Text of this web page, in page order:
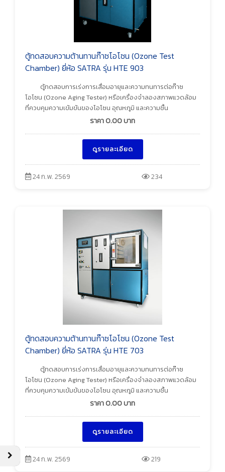
ตู้ทดสอบความต้านทานก๊าซโอโซน (Ozone Test
Chamber) ยี่ห้อ SATRA รุ่น HTE 903
ตู้ทดสอบการเร่งการเสื่อมอายุและความทนทารต่อก๊าซ
โอโซน (Ozone Aging Tester) หรือเครื่องจำลองสภาพแวดล้อม
ที่ควบคุมความเข้มข้นของโอโซน อุณหภูมิ และความชื้น
ราคา0.00บาท
ดูรายละเอียด
24 ก.พ. 2569 234
ตู้ทดสอบความต้านทานก๊าซโอโซน (Ozone Test
Chamber) ยี่ห้อ SATRA รุ่น HTE 703
ตู้ทดสอบการเร่งการเสื่อมอายุและความทนทารต่อก๊าซ
โอโซน (Ozone Aging Tester) หรือเครื่องจำลองสภาพแวดล้อม
ที่ควบคุมความเข้มข้นของโอโซน อุณหภูมิ และความชื้น
ราคา0.00บาท
ดูรายละเอียด
24 ก.พ. 2569 219